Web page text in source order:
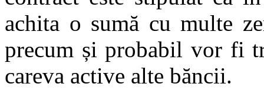
achita o sumă cu multe
precum și probabil vor fi
careva active alte băncii.